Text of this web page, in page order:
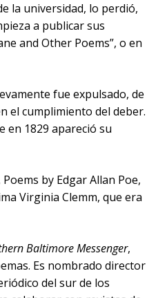
la universidad, lo perdió,
a publicar sus
and Other Poems”, o en
fue expulsado, de
el cumplimiento del deber.
en 1829 apareció su
by Edgar Allan Poe,
Virginia Clemm, que era
Baltimore Messenger,
Es nombrado director
del sur de los